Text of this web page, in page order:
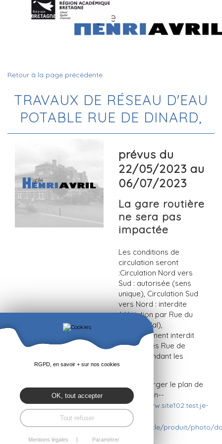
Retour à la page précédente
TRAVAUX DE RÉSEAU D'EAU
POTABLE RUE DE DINARD,
prévus du
22/05/2023 au
06/07/2023
La gare routière
ne sera pas
impactée
Les conditions de
circulation seront
:Circulation Nord vers
Sud : autorisée (sens
unique), Circulation Sud
vers Nord : interdite
(déviation par Rue du
Bout du Val),
Stationnement interdit
des 2 côtés Rue de
Dinard pendant les
travaux.
-- Télécharger le plan de
la déviation--
>http://www.site102.test.je-
gere-mon-
site.fr/article/produit/photo/
RGPD, en savoir + sur nos cookies
OK, tout accepter
Tout refuser
Mentions légales Paramétrer